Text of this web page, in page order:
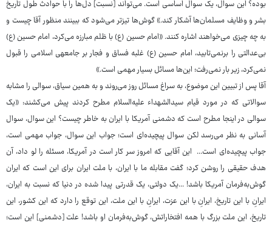
بوده؟ این سوال، یک سوال اساسی است. می‌تواند [نسبت] دل‌ها را با حوادث طول تاریخ
بشر و وظایف مسلمان‌ها آشکار کند.» گوش‌ها تیزتر می‌شود که ببینند منظور آقا چیست و
به چه چیزی می‌خواهند اشاره کنند. «امام حسین (ع) با ظلم مبارزه می‌کرد، امام حسین (ع)
بی‌عدالتی را برنمی‌تابید، امام حسین (ع) غلبه فساق و فجار بر جامعهی اسلامی را قبول
نمی‌کرد، زیر بار نمی‌رفت؛ این‌ها مسائل بسیار مهمی است.»
آقا پس از تبیین این موضوع، به سراغ مسائل روز می‌روند و به همین سیاق، سوالی را مشابه
سوالاتی که در مورد قیام سیدالشهداء علیه‌السلام مطرح کردند پیش می‌کشند: «یک
سوالی در اینجا مطرح است که دشمنی آمریکا با ایران به خاطر چیست؟ این سوال، سوال
آسانی به نظر می‌رسد لکن سوال پیچیده‌ای است؛ جواب این سوال، جواب مهمی است،
جواب پیچیده‌ای است... این آقایی که امروز سر کار است در آمریکا، مسئله را لو داد، آن
هدف حقیقی را روشن کرد؛ گفت مقابله ما با ایران، با ملت ایران برای این است که ایران
گوش‌به‌فرمان آمریکا باشد! ...یک دولتی، یک قدرتی پیدا شده در دنیا که نسبت به ایران،
ایرانِ با این تاریخ، ایرانِ با این عزت، ایرانِ با این ملت، این توقع را دارد که این کشور، این
تاریخ، این ملت بزرگ با همه افتخاراتش، گوش‌به‌فرمان او باشد! علت [دشمنی] این است؛